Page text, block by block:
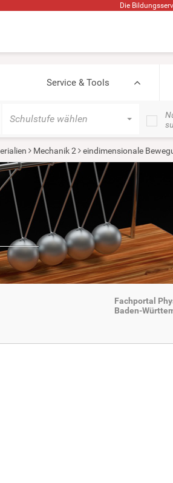
Die
Service & Tools
Schulstufe wählen
Mechanik 2 eindimensionale
Fachportal
Baden-